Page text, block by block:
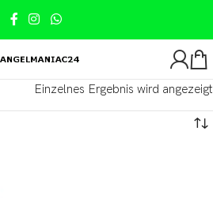
Einzelnes Ergebnis wird angezeigt